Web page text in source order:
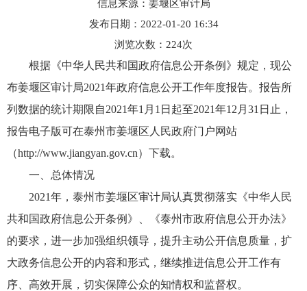
信息来源：姜堰区审计局
发布日期：2022-01-20 16:34
浏览次数： 224次
根据《中华人民共和国政府信息公开条例》规定，现公
布姜堰区审计局2021年政府信息公开工作年度报告。报告所
列数据的统计期限自2021年1月1日起至2021年12月31日止，
报告电子版可在泰州市姜堰区人民政府门户网站
（http://www.jiangyan.gov.cn）下载。
一、总体情况
2021年，泰州市姜堰区审计局认真贯彻落实《中华人民
共和国政府信息公开条例》、《泰州市政府信息公开办法》
的要求，进一步加强组织领导，提升主动公开信息质量，扩
大政务信息公开的内容和形式，继续推进信息公开工作有
序、高效开展，切实保障公众的知情权和监督权。